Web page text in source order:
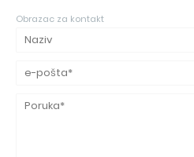
Obrazac za kontakt